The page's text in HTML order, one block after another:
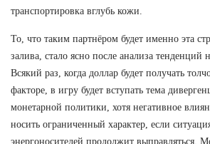
транспортировка вглубь кожи.
То, что таким партнёром будет именно эта
залива, стало ясно после анализа тенденций
Всякий раз, когда доллар будет получать
факторе, в игру будет вступать тема
монетарной политики, хотя негативное
носить ограниченный характер, если
энергоносителей продолжит выправляться.